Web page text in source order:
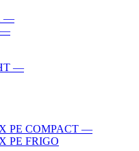
—
—
—
PE COMPACT —
PE FRIGO